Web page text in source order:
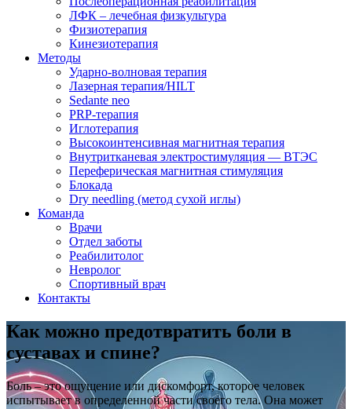
ЛФК – лечебная физкультура
Физиотерапия
Кинезиотерапия
Методы
Ударно-волновая терапия
Лазерная терапия/HILT
Sedante neo
PRP-терапия
Иглотерапия
Высокоинтенсивная магнитная терапия
Внутритканевая электростимуляция — ВТЭС
Переферическая магнитная стимуляция
Блокада
Dry needling (метод сухой иглы)
Команда
Врачи
Отдел заботы
Реабилитолог
Невролог
Спортивный врач
Контакты
Как можно предотвратить боли в
суставах и спине?
Боль – это ощущение или дискомфорт, которое человек
испытывает в определенной части своего тела. Она может